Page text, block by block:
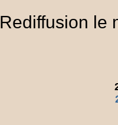
Rediffusion le